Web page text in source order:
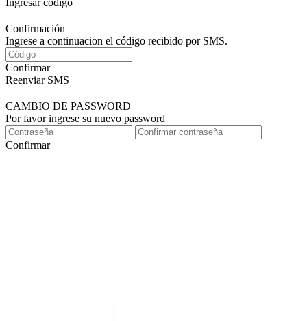
Ingresar código
Confirmación
Ingrese a continuacion el código recibido por SMS.
Confirmar
Reenviar SMS
CAMBIO DE PASSWORD
Por favor ingrese su nuevo password
Confirmar